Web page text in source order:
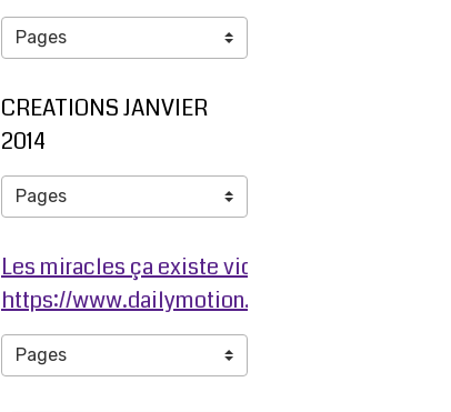
CREATIONS JANVIER
2014
Les miracles ça existe video ma jambe avant
https://www.dailymotion.com/video/